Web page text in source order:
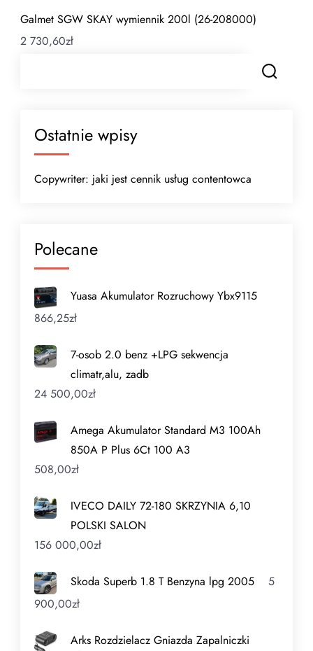
Galmet SGW SKAY wymiennik 200l (26-208000)
2 730,60zł
Ostatnie wpisy
Copywriter: jaki jest cennik usług contentowca
Polecane
Yuasa Akumulator Rozruchowy Ybx9115
866,25zł
7-osob 2.0 benz +LPG sekwencja
climatr,alu, zadb
24 500,00zł
Amega Akumulator Standard M3 100Ah
850A P Plus 6Ct 100 A3
508,00zł
IVECO DAILY 72-180 SKRZYNIA 6,10
POLSKI SALON
156 000,00zł
Skoda Superb 1.8 T Benzyna lpg 2005
5
900,00zł
Arks Rozdzielacz Gniazda Zapalniczki